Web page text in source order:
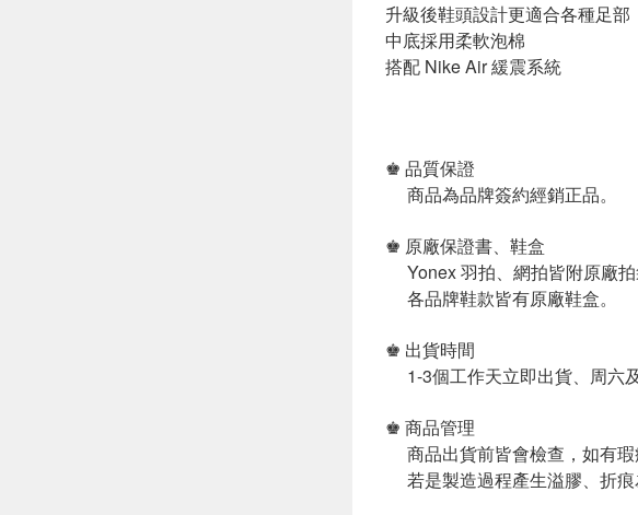
升級後鞋頭設計更適合各種足部
中底採用柔軟泡棉
搭配 Nike Air 緩震系統
♚ 品質保證
商品為品牌簽約經銷正品。
♚ 原廠保證書、鞋盒
Yonex 羽拍、網拍皆附原廠拍
各品牌鞋款皆有原廠鞋盒。
♚ 出貨時間
1-3個工作天立即出貨、周六及
♚ 商品管理
商品出貨前皆會檢查，如有瑕
若是製造過程產生溢膠、折痕